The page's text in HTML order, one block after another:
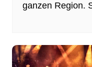
ganzen Region.